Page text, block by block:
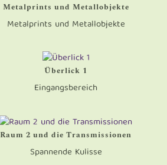
Metalprints und Metallobjekte
Metalprints und Metallobjekte
Überlick 1
Eingangsbereich
Raum 2 und die Transmissionen
Spannende Kulisse